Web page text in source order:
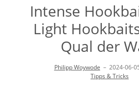
Intense
Light
Qual der
Philipp Woywode – 2024-06-
Tipps & Tricks